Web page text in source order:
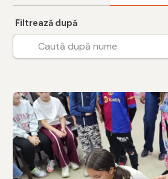
Filtrează după